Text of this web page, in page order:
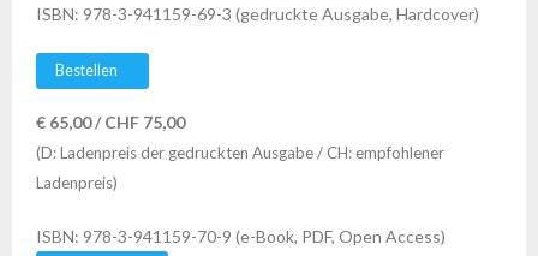
ISBN: 978-3-941159-69-3 (gedruckte Ausgabe, Hardcover)
Bestellen
€ 65,00 / CHF 75,00
(D: Ladenpreis der gedruckten Ausgabe / CH: empfohlener
Ladenpreis)
ISBN: 978-3-941159-70-9 (e-Book, PDF, Open Access)